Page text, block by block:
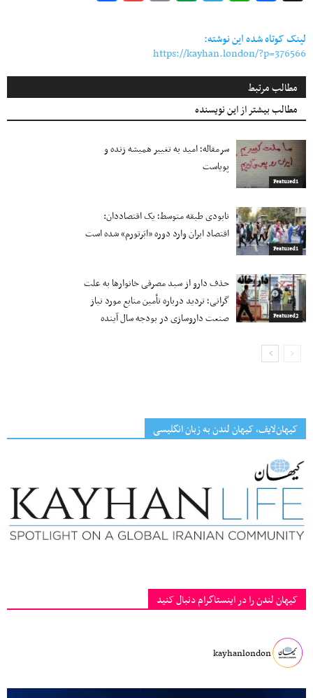
لینک کوتاه شده این نوشته:
https://kayhan.london/?p=376566
مطالب مرتبط
مطالب بیشتر از این نویسنده
Featured1
سرمقاله؛ امید به تغییر همیشه زنده و
پویاست
Featured1
نابودی طبقه متوسط؛ یک اقتصاددان:
اقتصاد ایران وارد دوره «ابَرتورم» شده‌ است
Featured2
حذف دارو از سبد مصرفی خانوارها به‌ علت
گرانی؛ تردید درباره تأمین منابع مورد نیاز
صنعت داروسازی در بودجه سال آینده
کیهان‌لایف، کیهان لندن به زبان انگلیسی
کیهان لندن را در اینستاگرام دنبال کنید
kayhanlondon